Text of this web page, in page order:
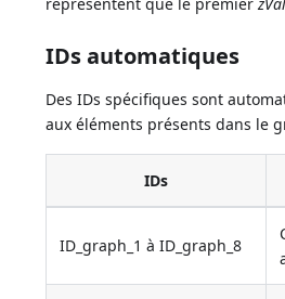
IDs automatiques
Des IDs spécifiques sont
aux éléments présents dans le
IDs
ID_graph_1 à ID_graph_8